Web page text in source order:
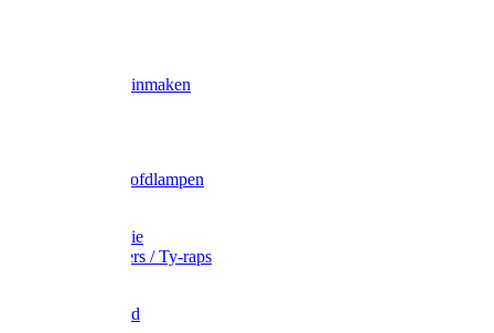
Wecken & inmaken
Zak- & Hoofdlampen
Tape en folie
Kabelbinders / Ty-raps
Metselkoord